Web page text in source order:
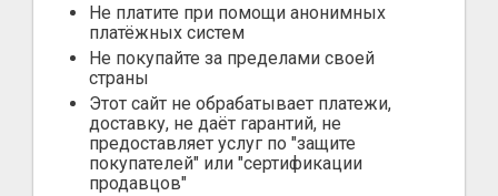
Не платите при помощи анонимных
платёжных систем
Не покупайте за пределами своей
страны
Этот сайт не обрабатывает платежи,
доставку, не даёт гарантий, не
предоставляет услуг по "защите
покупателей" или "сертификации
продавцов"